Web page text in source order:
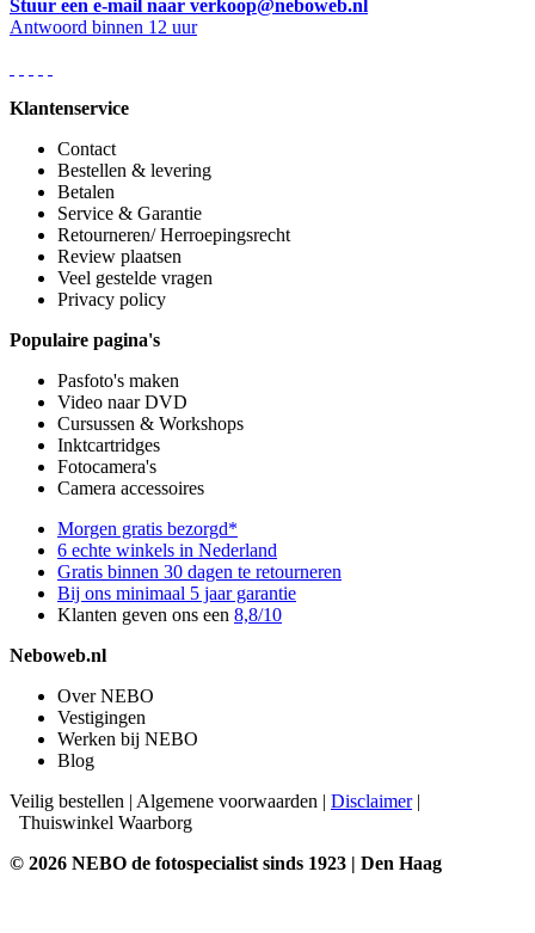
Stuur een e-mail naar verkoop@neboweb.nl
Antwoord binnen 12 uur
Klantenservice
Contact
Bestellen & levering
Betalen
Service & Garantie
Retourneren/ Herroepingsrecht
Review plaatsen
Veel gestelde vragen
Privacy policy
Populaire pagina's
Pasfoto's maken
Video naar DVD
Cursussen & Workshops
Inktcartridges
Fotocamera's
Camera accessoires
Morgen gratis bezorgd*
6 echte winkels in Nederland
Gratis binnen 30 dagen te retourneren
Bij ons minimaal 5 jaar garantie
Klanten geven ons een 8,8/10
Neboweb.nl
Over NEBO
Vestigingen
Werken bij NEBO
Blog
Veilig bestellen | Algemene voorwaarden | Disclaimer|
Thuiswinkel Waarborg
© 2026 NEBO de fotospecialist sinds 1923 | Den Haag